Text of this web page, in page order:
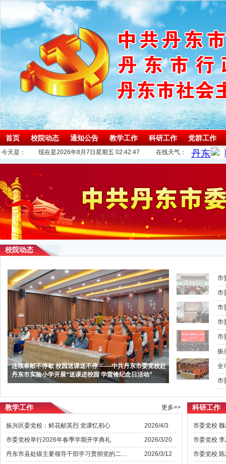
首页 校院动态 通知公告 教学工作 科研工作 党群工作
今天是： 现在是2026年8月7日星期五 02:42:47 在线天气：
校院动态
连续奉献不停歇 校园送课送不停 ——中共丹东市委党校赴
丹东市实验小学开展“送课进校园 学雷锋纪念日活动”
市
振
全
教学工作 更多>>
振兴区委党校：鲜花献英烈 党课忆初心
2026/4/3
市委党校举行2026年春季学期开学典礼
2026/3/20
丹东市县处级主要领导干部学习贯彻党的二十届四中全会精神专题研讨班开班
2026/3/12
科研工作